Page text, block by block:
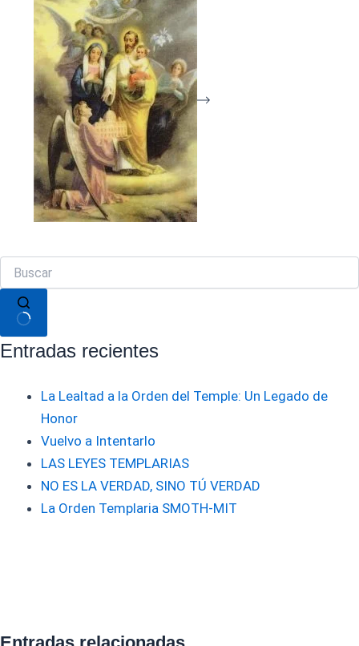
Sin
Entradas recientes
La Lealtad a la Orden del Temple: Un Legado de
Honor
Vuelvo a Intentarlo
LAS LEYES TEMPLARIAS
NO ES LA VERDAD, SINO TÚ VERDAD
La Orden Templaria SMOTH-MIT